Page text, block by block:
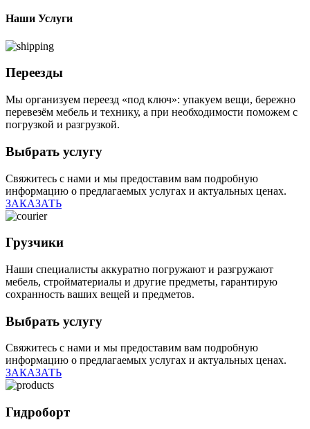
Наши Услуги
Переезды
Мы организуем переезд «под ключ»: упакуем вещи, бережно
перевезём мебель и технику, а при необходимости поможем с
погрузкой и разгрузкой.
Выбрать услугу
Свяжитесь с нами и мы предоставим вам подробную
информацию о предлагаемых услугах и актуальных ценах.
ЗАКАЗАТЬ
Грузчики
Наши специалисты аккуратно погружают и разгружают
мебель, стройматериалы и другие предметы, гарантирую
сохранность ваших вещей и предметов.
Выбрать услугу
Свяжитесь с нами и мы предоставим вам подробную
информацию о предлагаемых услугах и актуальных ценах.
ЗАКАЗАТЬ
Гидроборт